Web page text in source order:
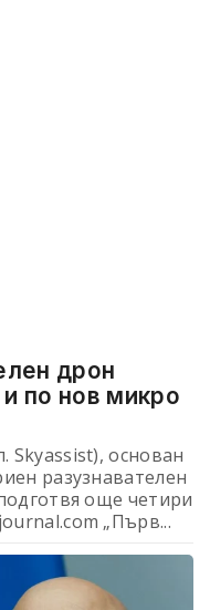
дрон
по нов микро
Skyassist), основан
разузнавателен
още четири
„Първ...